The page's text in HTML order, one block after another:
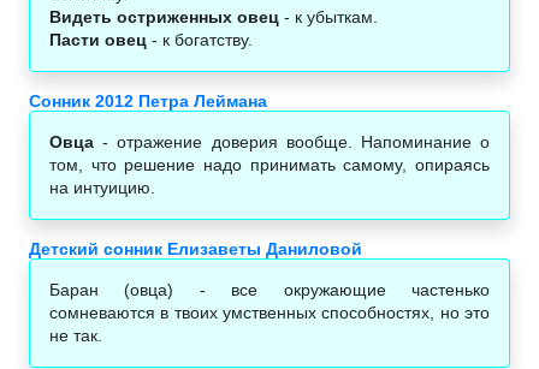
Видеть остриженных овец - к убыткам.
Пасти овец - к богатству.
Сонник 2012 Петра Леймана
Овца - отражение доверия вообще. Напоминание о
том, что решение надо принимать самому, опираясь
на интуицию.
Детский сонник Елизаветы Даниловой
Баран (овца) - все окружающие частенько
сомневаются в твоих умственных способностях, но это
не так.